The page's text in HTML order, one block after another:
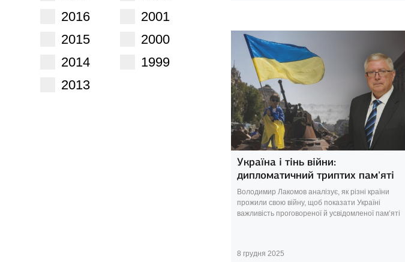
2016
2015
2014
2013
2001
2000
1999
Україна і тінь війни:
дипломатичний триптих пам’яті
Володимир Лакомов аналізує, як різні країни
прожили свою війну, щоб показати Україні
важливість проговореної й усвідомленої пам’яті
8 грудня 2025